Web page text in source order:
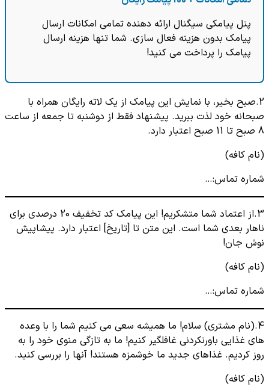
پنل پیامکی سیگنال ارائه دهنده تمامی امکانات ارسال
پیامک بدون هزینه فعال سازی. شما تنها هزینه ارسال
پیامک را پرداخت می کنید!
2.صبح بخیر، با نمایش این پیامک از یک لاته رایگان همراه با
صبحانه خود لذت ببرید. پیشنهاد فقط از دوشنبه تا جمعه از ساعت
8 صبح تا 11 صبح اعتبار دارد.
(نام کافه)
شماره تماس:…
3.از اعتماد شما متشکریم! این پیامک کد تخفیف 20 درصدی برای
ناهار بعدی شما است. این متن تا [تاریخ] اعتبار دارد. پیشاپیش
نوش جان!
(نام کافه)
شماره تماس:…
4.(نام مشتری) سلام! ما همیشه سعی می کنیم شما را با وعده
های غذایی باورنکردنی غافلگیر کنیم! ما به تازگی منوی خود را به
روز کردیم. غذاهای جدید ما خوشمزه هستند! آنها را بررسی کنید.
(نام کافه)